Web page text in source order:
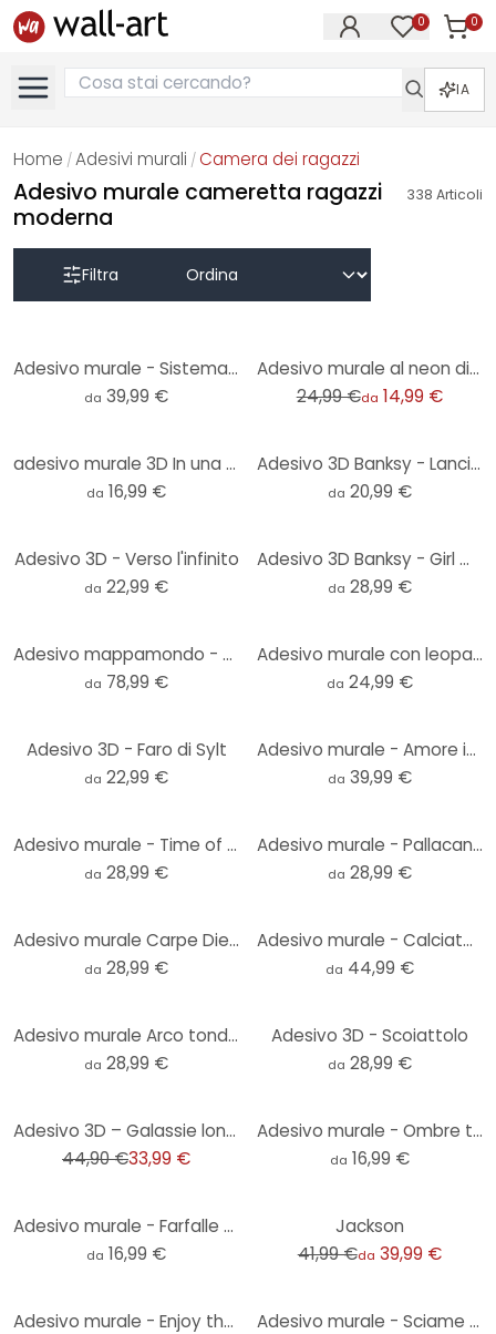
0 0
IA
Home /Adesivi murali / Camera dei ragazzi
Adesivo murale cameretta ragazzi
moderna
338 Articoli
Filtra
Adesivo murale - Sistema solare
da 39,99 €
Adesivo murale al neon di Mielu - decorazione luminosa rotonda per gli appassionati di sneaker
24,99 €da 14,99 €
adesivo murale 3D In una galassia lontana lontana
da 16,99 €
Adesivo 3D Banksy - Lanciatore di fiori
da 20,99 €
Adesivo 3D - Verso l'infinito
da 22,99 €
Adesivo 3D Banksy - Girl with the red balloon
da 28,99 €
Adesivo mappamondo - Travel the World
da 78,99 €
Adesivo murale con leopardo nella giungla verde smeraldo - Manovski - Rotondo
da 24,99 €
Adesivo 3D - Faro di Sylt
da 22,99 €
Adesivo murale - Amore in fiore
da 39,99 €
Adesivo murale - Time of my Life
da 28,99 €
Adesivo murale - Pallacanestro 1
da 28,99 €
Adesivo murale Carpe Diem 05
da 28,99 €
Adesivo murale - Calciatore 3
da 44,99 €
Adesivo murale Arco tondo stretto beige
da 28,99 €
Adesivo 3D - Scoiattolo
da 28,99 €
Adesivo 3D – Galassie lontane
44,90 €33,99 €
Adesivo murale - Ombre tramonto - tondo
da 16,99 €
Adesivo murale - Farfalle eleganti
da 16,99 €
Jackson
41,99 €da 39,99 €
Adesivo murale - Enjoy the simple things
Adesivo murale - Sciame di farfalle